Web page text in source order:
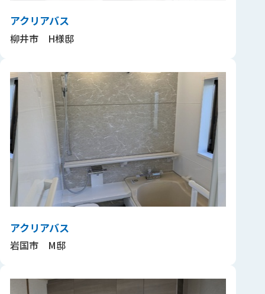
アクリアバス
柳井市 H様邸
アクリアバス
岩国市 M邸